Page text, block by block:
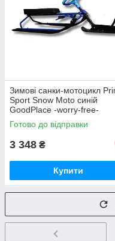
Зимові санки-мотоцикл
Sport Snow Moto синій
GoodPlace -worry-free-
shopping-
Готово до відправки
3 348 ₴
Купити